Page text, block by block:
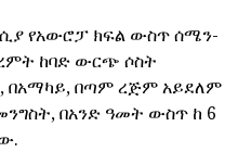
የአውሮፓ ክፍል ውስጥ ሰሜን-
ከባድ ውርጭ ሶስት
በአማካይ, በጣም ረጅም አይደለም
በአንድ ዓመት ውስጥ ከ 6